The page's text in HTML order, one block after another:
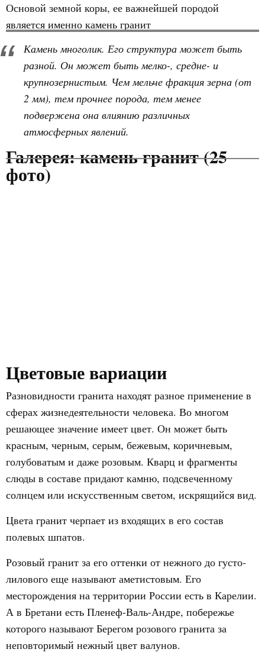
Основой земной коры, ее важнейшей породой
является именно камень гранит
Камень многолик. Его структура может быть
разной. Он может быть мелко-, средне- и
крупнозернистым. Чем мельче фракция зерна (от
2 мм), тем прочнее порода, тем менее
подвержена она влиянию различных
атмосферных явлений.
Галерея: камень гранит (25
фото)
Цветовые вариации
Разновидности гранита находят разное применение в
сферах жизнедеятельности человека. Во многом
решающее значение имеет цвет. Он может быть
красным, черным, серым, бежевым, коричневым,
голубоватым и даже розовым. Кварц и фрагменты
слюды в составе придают камню, подсвеченному
солнцем или искусственным светом, искрящийся вид.
Цвета гранит черпает из входящих в его состав
полевых шпатов.
Розовый гранит за его оттенки от нежного до густо-
лилового еще называют аметистовым. Его
месторождения на территории России есть в Карелии.
А в Бретани есть Пленеф-Валь-Андре, побережье
которого называют Берегом розового гранита за
неповторимый нежный цвет валунов.